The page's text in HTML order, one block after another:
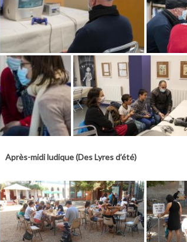
Après-midi ludique (Des Lyres d’été)